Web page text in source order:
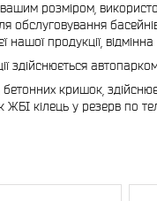
розміром,
обслуговування
нашої продукції,
здійснюється
кришок,
ЖБІ кілець у резерв по